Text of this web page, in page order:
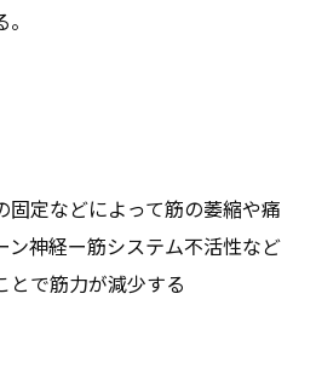
定などによって筋の萎縮や痛
ン神経ー筋システム不活性など
とで筋力が減少する